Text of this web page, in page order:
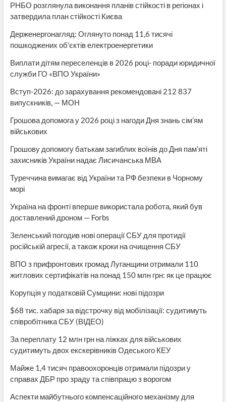
РНБО розглянула виконання планів стійкості в регіонах і
затвердила план стійкості Києва
Держенергонагляд: Оглянуто понад 11,6 тисячі
пошкоджених об’єктів електроенергетики
Виплати дітям переселенців в 2026 році- поради юридичної
служби ГО «ВПО України»
Вступ-2026: до зарахування рекомендовані 212 837
випускників, — МОН
Грошова допомога у 2026 році з нагоди Дня знань сім’ям
військових
Грошову допомогу батькам загиблих воїнів до Дня пам’яті
захисників України надає Лисичанська МВА
Туреччина вимагає від України та РФ безпеки в Чорному
морі
Україна на фронті вперше використала робота, який був
доставлений дроном — Forbs
Зеленський погодив нові операції СБУ для протидії
російській агресії, а також кроки на очищення СБУ
ВПО з прифронтових громад Луганщини отримали 110
житлових сертифікатів на понад 150 млн грн: як це працює
Корупція у податковій Сумщини: нові підозри
$68 тис. хабаря за відстрочку від мобілізації: судитимуть
співробітника СБУ (ВІДЕО)
За переплату 12 млн грн на ліжках для військових
судитимуть двох екскерівників Одеського КЕУ
Майже 1,4 тисяч правоохоронців отримали підозри у
справах ДБР про зраду та співпрацю з ворогом
Аспекти майбутнього компенсаційного механізму для